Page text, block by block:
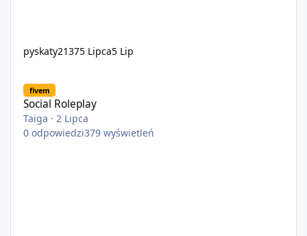
pyskaty21375 Lipca5 Lip
fivem
Social Roleplay
Taiga ·2 Lipca
0 odpowiedzi379 wyświetleń